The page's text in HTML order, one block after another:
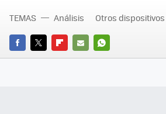
FACEBOOK
TWITTERFLIPBOARD
E-
WHATSAPP
TEMAS Análisis Otros dispositivos